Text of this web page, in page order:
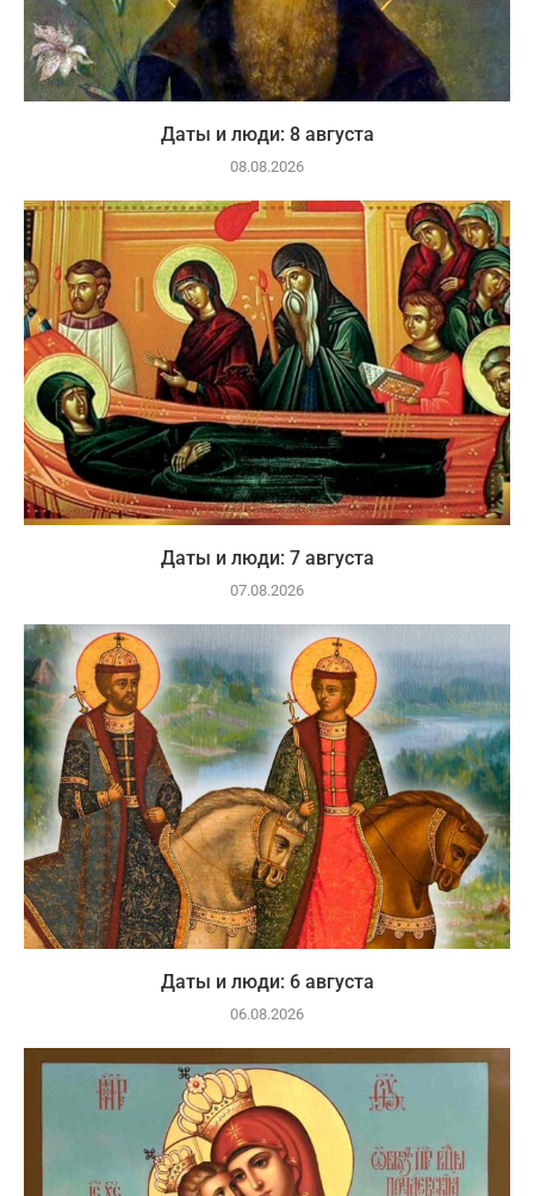
Даты и люди: 8 августа
08.08.2026
Даты и люди: 7 августа
07.08.2026
Даты и люди: 6 августа
06.08.2026